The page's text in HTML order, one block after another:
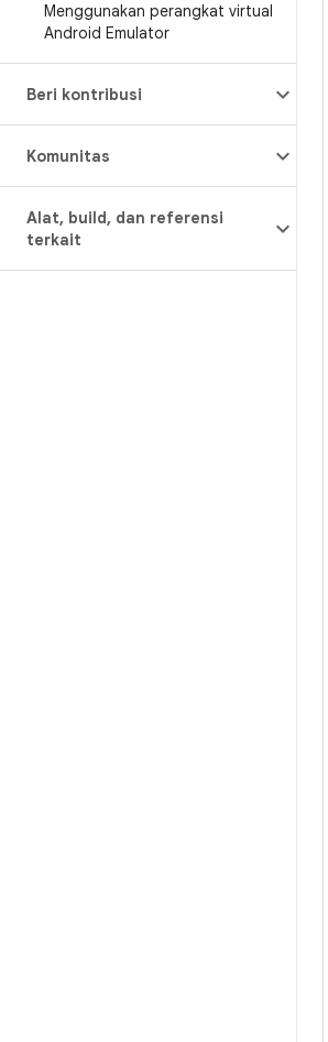
Menggunakan perangkat virtual
Android Emulator
Beri kontribusi
Komunitas
Alat, build, dan referensi
terkait